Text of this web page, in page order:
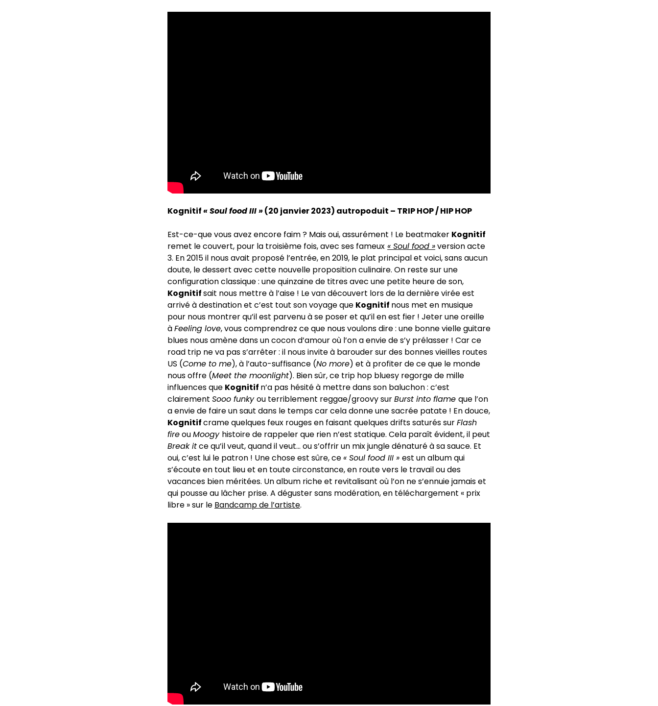
Kognitif« Soul food III »(20 janvier 2023) autropoduit – TRIP HOP / HIP HOP
Est-ce-que vous avez encore faim ? Mais oui, assurément ! Le beatmaker Kognitif
remet le couvert, pour la troisième fois, avec ses fameux « Soul food »version acte
3. En 2015 il nous avait proposé l’entrée, en 2019, le plat principal et voici, sans aucun
doute, le dessert avec cette nouvelle proposition culinaire. On reste sur une
configuration classique : une quinzaine de titres avec une petite heure de son,
Kognitifsait nous mettre à l’aise ! Le van découvert lors de la dernière virée est
arrivé à destination et c’est tout son voyage que Kognitif nous met en musique
pour nous montrer qu’il est parvenu à se poser et qu’il en est fier ! Jeter une oreille
àFeeling love, vous comprendrez ce que nous voulons dire : une bonne vielle guitare
blues nous amène dans un cocon d’amour où l’on a envie de s’y prélasser ! Car ce
road trip ne va pas s’arrêter : il nous invite à barouder sur des bonnes vieilles routes
US (Come to me), à l’auto-suffisance (No more) et à profiter de ce que le monde
nous offre (Meet the moonlight). Bien sûr, ce trip hop bluesy regorge de mille
influences que Kognitif n’a pas hésité à mettre dans son baluchon : c’est
clairement Sooo funkyou terriblement reggae/groovy surBurst into flame que l’on
a envie de faire un saut dans le temps car cela donne une sacrée patate ! En douce,
Kognitifcrame quelques feux rouges en faisant quelques drifts saturés surFlash
fireouMoogy histoire de rappeler que rien n’est statique. Cela paraît évident, il peut
Break itce qu’il veut, quand il veut… ou s’offrir un mix jungle dénaturé à sa sauce. Et
oui, c’est lui le patron ! Une chose est sûre, ce« Soul food III » est un album qui
s’écoute en tout lieu et en toute circonstance, en route vers le travail ou des
vacances bien méritées. Un album riche et revitalisant où l’on ne s’ennuie jamais et
qui pousse au lâcher prise. A déguster sans modération, en téléchargement « prix
libre » sur le Bandcamp de l’artiste.